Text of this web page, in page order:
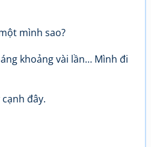
mình sao?
khoảng vài lần… Mình đi
đây.